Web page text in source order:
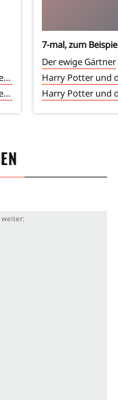
Harry Potter und die Heiligtümer des Todes 2
Harry Potter und die Heiligtümer des Todes 1
7-mal, zum
Der ewige Gärtner